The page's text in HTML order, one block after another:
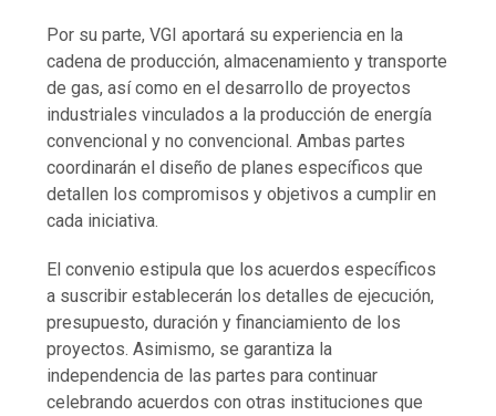
Por su parte, VGI aportará su experiencia en la
cadena de producción, almacenamiento y transporte
de gas, así como en el desarrollo de proyectos
industriales vinculados a la producción de energía
convencional y no convencional. Ambas partes
coordinarán el diseño de planes específicos que
detallen los compromisos y objetivos a cumplir en
cada iniciativa.
El convenio estipula que los acuerdos específicos
a suscribir establecerán los detalles de ejecución,
presupuesto, duración y financiamiento de los
proyectos. Asimismo, se garantiza la
independencia de las partes para continuar
celebrando acuerdos con otras instituciones que